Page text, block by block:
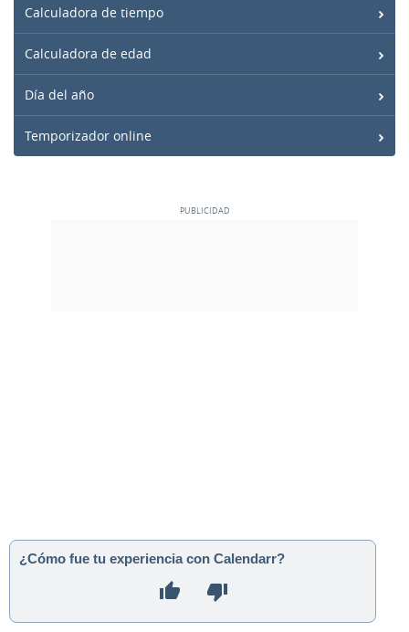
Calculadora de tiempo
Calculadora de edad
Día del año
Temporizador online
¿Cómo fue tu experiencia con Calendarr?